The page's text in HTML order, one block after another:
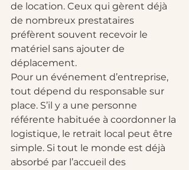
de location. Ceux qui gèrent déjà
de nombreux prestataires
préfèrent souvent recevoir le
matériel sans ajouter de
déplacement.
Pour un événement d’entreprise,
tout dépend du responsable sur
place. S’il y a une personne
référente habituée à coordonner la
logistique, le retrait local peut être
simple. Si tout le monde est déjà
absorbé par l’accueil des